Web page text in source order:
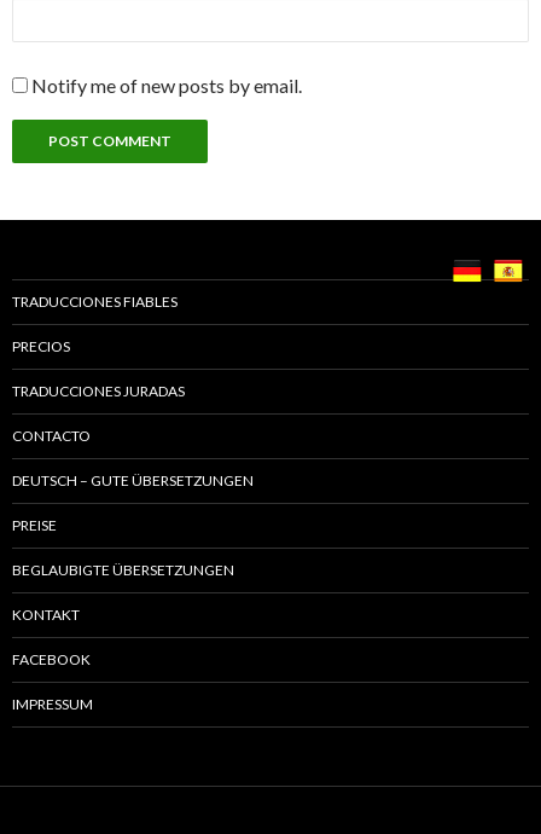
Notify me of new posts by email.
TRADUCCIONES FIABLES
PRECIOS
TRADUCCIONES JURADAS
CONTACTO
DEUTSCH – GUTE ÜBERSETZUNGEN
PREISE
BEGLAUBIGTE ÜBERSETZUNGEN
KONTAKT
FACEBOOK
IMPRESSUM